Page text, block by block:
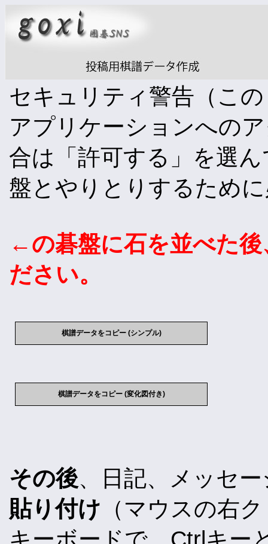
セキュリティ警告（こ
アプリケーションへの
合は「許可する」を選
盤とやりとりするため
←の碁盤に石を並べた
ださい。
棋譜データをコピー (シンプル)
棋譜データをコピー (変化図付き)
その後、日記、メッセ
貼り付け （マウスの右